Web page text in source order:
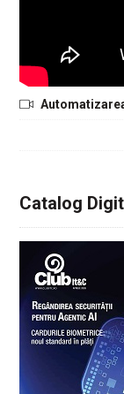
Catalog